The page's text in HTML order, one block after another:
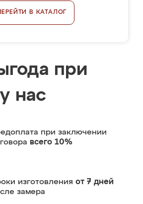
В КАТАЛОГ
при
нас
при заключении
всего 10%
изготовления от 7 дней
замера